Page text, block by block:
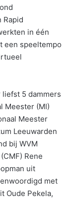
Rapid
in één
een speeltempo
5 dammers
Meester (MI)
Meester
Leeuwarden
bij WVM
Rene
uit
met
Oude Pekela,